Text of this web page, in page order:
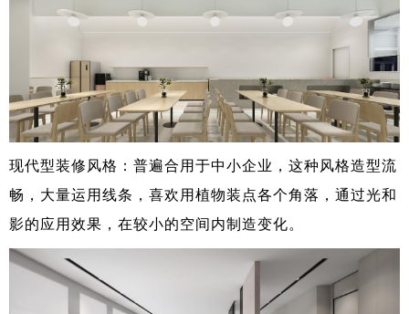
现代型装修风格：普遍合用于中小企业，这种风格造型流
畅，大量运用线条，喜欢用植物装点各个角落，通过光和
影的应用效果，在较小的空间内制造变化。